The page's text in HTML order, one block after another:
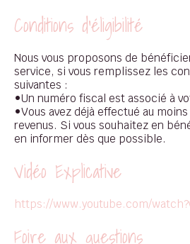
Conditions d'éligibilité
Nous vous proposons de
service, si vous remplissez les
suivantes :
•Un numéro fiscal est associé à
•Vous avez déjà effectué au
revenus. Si vous souhaitez en
en informer dès que possible.
Vidéo Explicative
https://www.youtube.com/
Foire aux questions